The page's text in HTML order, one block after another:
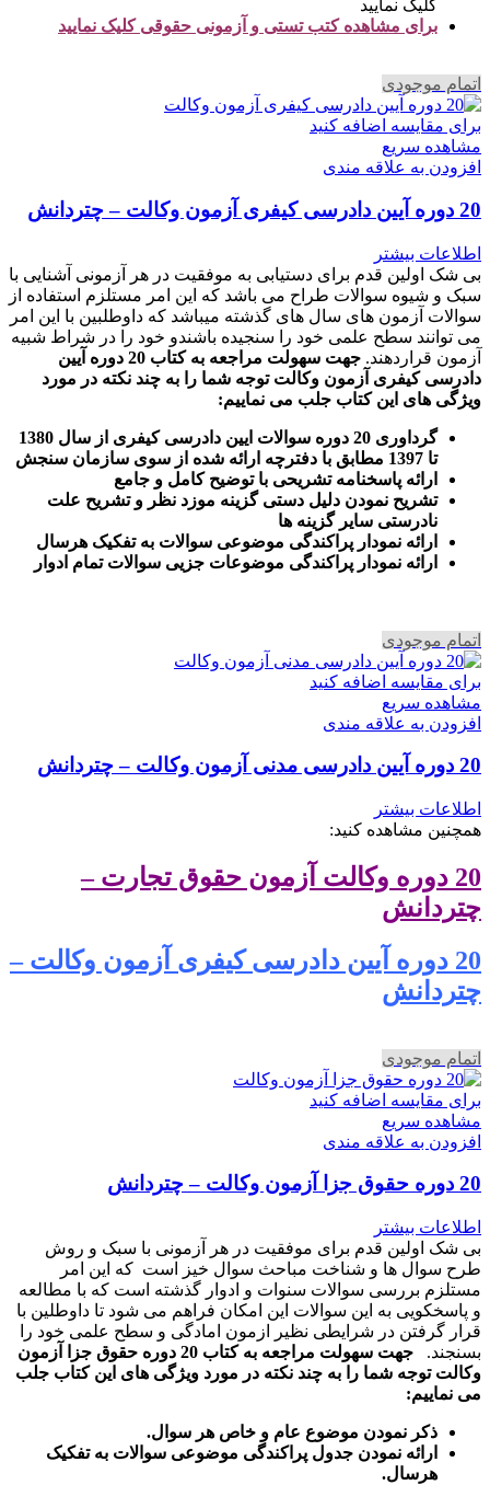
کلیک نمایید
برای مشاهده کتب تستی و آزمونی حقوقی کلیک نمایید
اتمام موجودی
برای مقایسه اضافه کنید
مشاهده سریع
افزودن به علاقه مندی
20 دوره آیین دادرسی کیفری آزمون وکالت – چتردانش
اطلاعات بیشتر
بی شک اولین قدم برای دستیابی به موفقیت در هر آزمونی آشنایی با
سبک و شیوه سوالات طراح می باشد که این امر مستلزم استفاده از
سوالات آزمون های سال های گذشته میباشد که داوطلبین با این امر
می توانند سطح علمی خود را سنجیده باشندو خود را در شراط شبیه
آزمون قراردهند.
جهت سهولت مراجعه به کتاب 20 دوره آیین
دادرسی کیفری آزمون وکالت توجه شما را به چند نکته در مورد
ویژگی های این کتاب جلب می نماییم:
گرداوری 20 دوره سوالات ایین دادرسی کیفری از سال 1380
تا 1397 مطابق با دفترچه ارائه شده از سوی سازمان سنجش
ارائه پاسخنامه تشریحی با توضیح کامل و جامع
تشریح نمودن دلیل دستی گزینه موزد نظر و تشریح علت
نادرستی سایر گزینه ها
ارائه نمودار پراکندگی موضوعی سوالات به تفکیک هرسال
رائه نمودار پراکندگی موضوعات جزیی سوالات تمام ادوار
اتمام موجودی
برای مقایسه اضافه کنید
مشاهده سریع
افزودن به علاقه مندی
20 دوره آیین دادرسی مدنی آزمون وکالت – چتردانش
اطلاعات بیشتر
همچنین مشاهده کنید:
20 دوره وکالت آزمون حقوق تجارت –
چتردانش
20 دوره آیین دادرسی کیفری آزمون وکالت –
چتردانش
اتمام موجودی
برای مقایسه اضافه کنید
مشاهده سریع
افزودن به علاقه مندی
20 دوره حقوق جزا آزمون وکالت – چتردانش
اطلاعات بیشتر
بی شک اولین قدم برای موفقیت در هر آزمونی با سبک و روش
طرح سوال ها و شناخت مباحث سوال خیز است که این امر
مستلزم بررسی سوالات سنوات و ادوار گذشته است که با مطالعه
و پاسخکویی به این سوالات این امکان فراهم می شود تا داوطلین با
قرار گرفتن در شرایطی نظیر ازمون امادگی و سطح علمی خود را
بسنجند.
جهت سهولت مراجعه به کتاب 20 دوره حقوق جزا آزمون
وکالت توجه شما را به چند نکته در مورد ویژگی های این کتاب جلب
می نماییم:
ذکر نمودن موضوع عام و خاص هر سوال.
ارائه نمودن جدول پراکندگی موضوعی سوالات به تفکیک
هرسال.